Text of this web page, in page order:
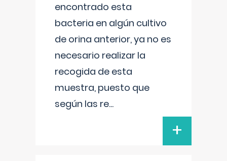
encontrado esta
bacteria en algún cultivo
de orina anterior, ya no es
necesario realizar la
recogida de esta
muestra, puesto que
según las re...
+